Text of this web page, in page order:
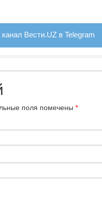
Вести.UZ в Telegram
поля помечены *